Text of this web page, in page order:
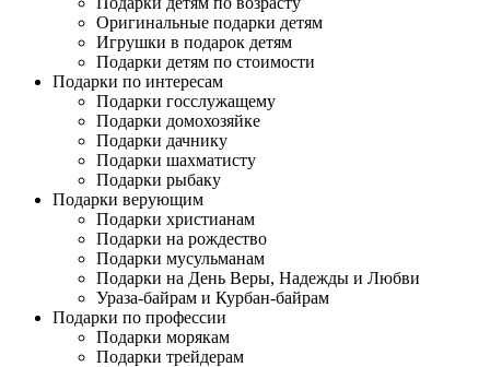
Оригинальные подарки детям
Игрушки в подарок детям
Подарки детям по стоимости
Подарки по интересам
Подарки госслужащему
Подарки домохозяйке
Подарки дачнику
Подарки шахматисту
Подарки рыбаку
Подарки верующим
Подарки христианам
Подарки на рождество
Подарки мусульманам
Подарки на День Веры, Надежды и Любви
Ураза-байрам и Курбан-байрам
Подарки по профессии
Подарки морякам
Подарки трейдерам